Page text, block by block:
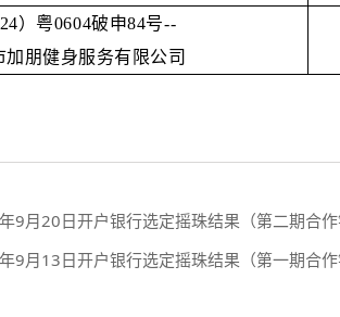
）粤0604破申84号--
加朋健身服务有限公司
9月20日开户银行选定摇珠结果（第二期合作
月13日开户银行选定摇珠结果（第一期合作银行